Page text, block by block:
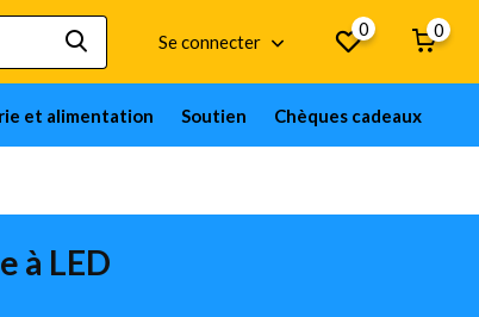
Se connecter
0 0
et alimentation Soutien Chèques cadeaux
à LED